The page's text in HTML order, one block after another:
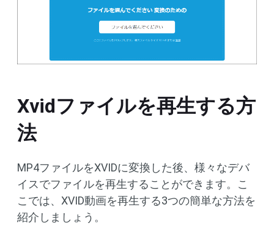
Xvidファイルを再生する方
法
MP4ファイルをXVIDに変換した後、様々なデバ
イスでファイルを再生することができます。こ
こでは、XVID動画を再生する3つの簡単な方法を
紹介しましょう。